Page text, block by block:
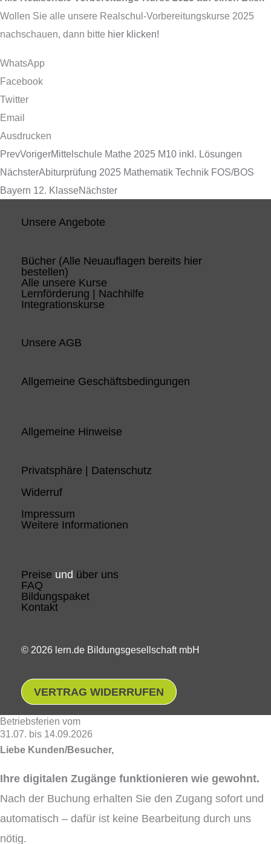
Wollen Sie alle unsere Realschul-Vorbereitungskurse 2025
nachschauen, dann bitte hier klicken!
WhatsApp
Facebook
Twitter
Email
Ausdrucken
PrevVorigerMittelschule Mathe 2025 M10 inkl. Lösungen
NächsterAbiturprüfung 2025 Mathematik Technik FOS/BOS
Bayern 12. KlasseNächster
Unsere Angebote
Bücher (Alle Neuauflagen bereits hier
bestellen)
Alle unsere Kurse
Lernförderung | Nachhilfe
Integrationskurse
Unsere AGB
Allgemeine Geschäftsbedingungen
Allgemeine Hinweise
Privatsphäre | Datenschutz
Widerruf
Impressum
Weitere Informationen
Preise und über uns
FAQ
Bildungspaket
Kontakt
© 2026 lern.de Bildungsgesellschaft mbH
VERTRAG WIDERRUFEN
Betriebsferien vom
31.07. bis 14.09.2026
Liebe Kunden/Besucher,
Ihre digitalen Zugänge funktionieren wie gewohnt.
Nach der Buchung erhalten Sie den Zugang sofort und
automatisch – dafür ist keine Bearbeitung durch uns
nötig.